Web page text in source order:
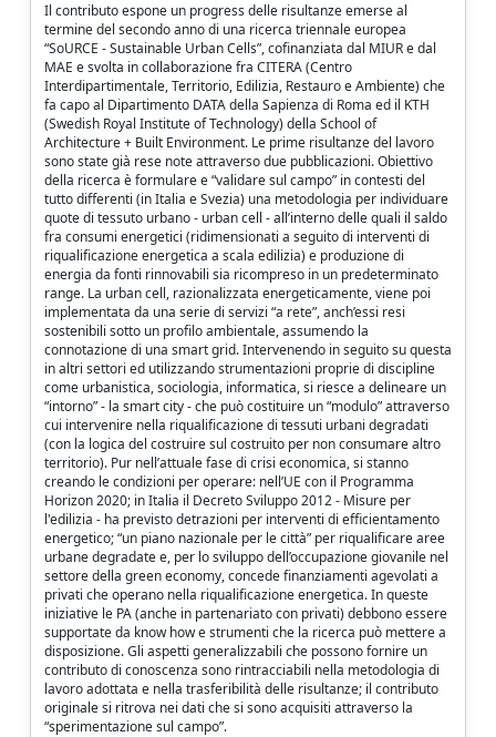
Il contributo espone un progress delle risultanze emerse al
termine del secondo anno di una ricerca triennale europea
“SoURCE - Sustainable Urban Cells”, cofinanziata dal MIUR e dal
MAE e svolta in collaborazione fra CITERA (Centro
Interdipartimentale, Territorio, Edilizia, Restauro e Ambiente) che
fa capo al Dipartimento DATA della Sapienza di Roma ed il KTH
(Swedish Royal Institute of Technology) della School of
Architecture + Built Environment. Le prime risultanze del lavoro
sono state già rese note attraverso due pubblicazioni. Obiettivo
della ricerca è formulare e “validare sul campo” in contesti del
tutto differenti (in Italia e Svezia) una metodologia per individuare
quote di tessuto urbano - urban cell - all’interno delle quali il saldo
fra consumi energetici (ridimensionati a seguito di interventi di
riqualificazione energetica a scala edilizia) e produzione di
energia da fonti rinnovabili sia ricompreso in un predeterminato
range. La urban cell, razionalizzata energeticamente, viene poi
implementata da una serie di servizi “a rete”, anch’essi resi
sostenibili sotto un profilo ambientale, assumendo la
connotazione di una smart grid. Intervenendo in seguito su questa
in altri settori ed utilizzando strumentazioni proprie di discipline
come urbanistica, sociologia, informatica, si riesce a delineare un
“intorno” - la smart city - che può costituire un “modulo” attraverso
cui intervenire nella riqualificazione di tessuti urbani degradati
(con la logica del costruire sul costruito per non consumare altro
territorio). Pur nell’attuale fase di crisi economica, si stanno
creando le condizioni per operare: nell’UE con il Programma
Horizon 2020; in Italia il Decreto Sviluppo 2012 - Misure per
l'edilizia - ha previsto detrazioni per interventi di efficientamento
energetico; “un piano nazionale per le città” per riqualificare aree
urbane degradate e, per lo sviluppo dell’occupazione giovanile nel
settore della green economy, concede finanziamenti agevolati a
privati che operano nella riqualificazione energetica. In queste
iniziative le PA (anche in partenariato con privati) debbono essere
supportate da know how e strumenti che la ricerca può mettere a
disposizione. Gli aspetti generalizzabili che possono fornire un
contributo di conoscenza sono rintracciabili nella metodologia di
lavoro adottata e nella trasferibilità delle risultanze; il contributo
originale si ritrova nei dati che si sono acquisiti attraverso la
“sperimentazione sul campo”.